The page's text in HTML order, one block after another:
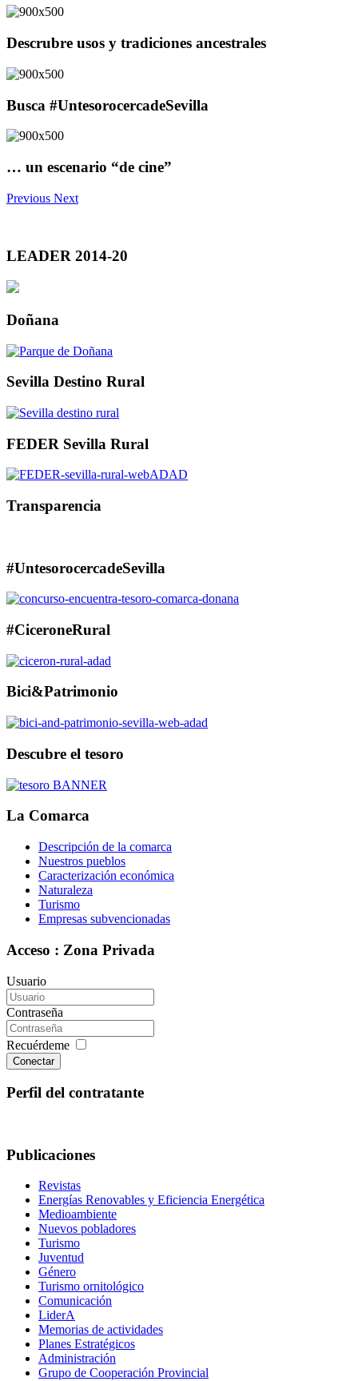
Descrubre usos y tradiciones ancestrales
Busca #UntesorocercadeSevilla
… un escenario “de cine”
Previous Next
LEADER 2014-20
Doñana
Sevilla Destino Rural
FEDER Sevilla Rural
Transparencia
#UntesorocercadeSevilla
#CiceroneRural
Bici&Patrimonio
Descubre el tesoro
La Comarca
Descripción de la comarca
Nuestros pueblos
Caracterización económica
Naturaleza
Turismo
Empresas subvencionadas
Acceso : Zona Privada
Usuario
Contraseña
Recuérdeme
Conectar
Perfil del contratante
Publicaciones
Revistas
Energías Renovables y Eficiencia Energética
Medioambiente
Nuevos pobladores
Turismo
Juventud
Género
Turismo ornitológico
Comunicación
LiderA
Memorias de actividades
Planes Estratégicos
Administración
Grupo de Cooperación Provincial